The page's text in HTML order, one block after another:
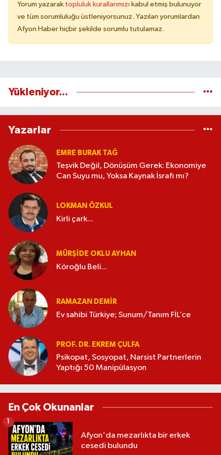
Yorum yazarak topluluk kurallarımızı kabul etmiş bulunuyor
ve tüm sorumluluğu üstleniyorsunuz. Yazılan yorumlardan
Afyon Haber hiçbir şekilde sorumlu tutulamaz.
Yükleniyor...
Yazarlar
EMRE BURAK TAĞ
Teşvik Değil, Dönüşüm Gerek: Ekonomiye
Can Suyu mu, Yoksa Kaynak İsrafı mı?
LOKMAN ÖZKUL
Kirli çark...
MÜRŞIDE OKLU AYHAN
Köroğlu Beli...
RAMAZAN DEMİR
Ev sahibi Türkiye; Sunum/Tanım FİL’ce
PROF. DR. EKREM ÇULFA
Psikopat, Sosyopat, Narsist Partnerlerin
Yaptığı 50 Manipülasyon
En Çok Okunanlar
Afyon'da mezarlıkta bir erkek
cesedi bulundu
1